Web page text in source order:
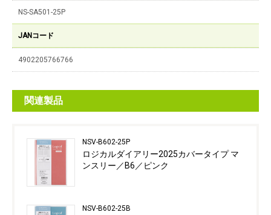
NS-SA501-25P
JANコード
4902205766766
関連製品
NSV-B602-25P
ロジカルダイアリー2025カバータイプ マ
ンスリー／B6／ピンク
NSV-B602-25B